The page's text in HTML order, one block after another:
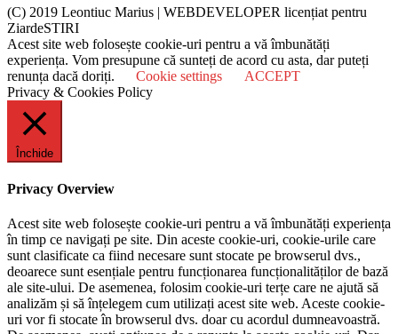
(C) 2019 Leontiuc Marius | WEBDEVELOPER licențiat pentru
ZiardeSTIRI
Acest site web folosește cookie-uri pentru a vă îmbunătăți
experiența. Vom presupune că sunteți de acord cu asta, dar puteți
renunța dacă doriți.
Cookie settings
ACCEPT
Privacy & Cookies Policy
Închide
Privacy Overview
Acest site web folosește cookie-uri pentru a vă îmbunătăți experiența
în timp ce navigați pe site. Din aceste cookie-uri, cookie-urile care
sunt clasificate ca fiind necesare sunt stocate pe browserul dvs.,
deoarece sunt esențiale pentru funcționarea funcționalităților de bază
ale site-ului. De asemenea, folosim cookie-uri terțe care ne ajută să
analizăm și să înțelegem cum utilizați acest site web. Aceste cookie-
uri vor fi stocate în browserul dvs. doar cu acordul dumneavoastră.